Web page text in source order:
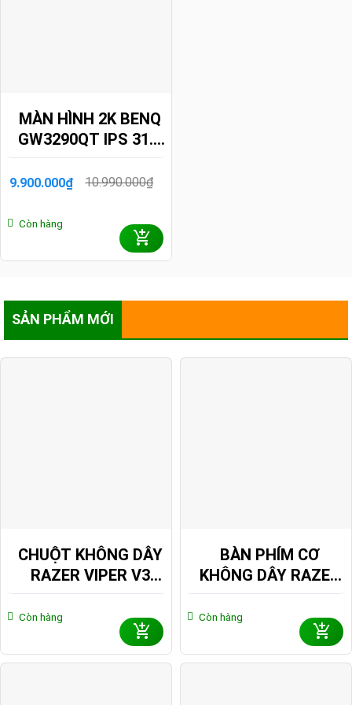
MÀN HÌNH 2K BENQ
GW3290QT IPS 31.5
INCH QHD 75HZ
USB-C HUB
10.990.000₫
Giá
10.990.000₫.
9.900.000₫
Giá
9.900.000₫.
Còn hàng
SẢN PHẨM MỚI
CHUỘT KHÔNG DÂY
RAZER VIPER V3
PRO SE WUTHERING
WAVES EDITION
RZ01-04550500-
R3M1
Còn hàng
BÀN PHÍM CƠ
KHÔNG DÂY RAZER
BLACKWIDOW V4
TENKEYLESS
HYPERSPEED
WUTHERING WAVES
Còn hàng